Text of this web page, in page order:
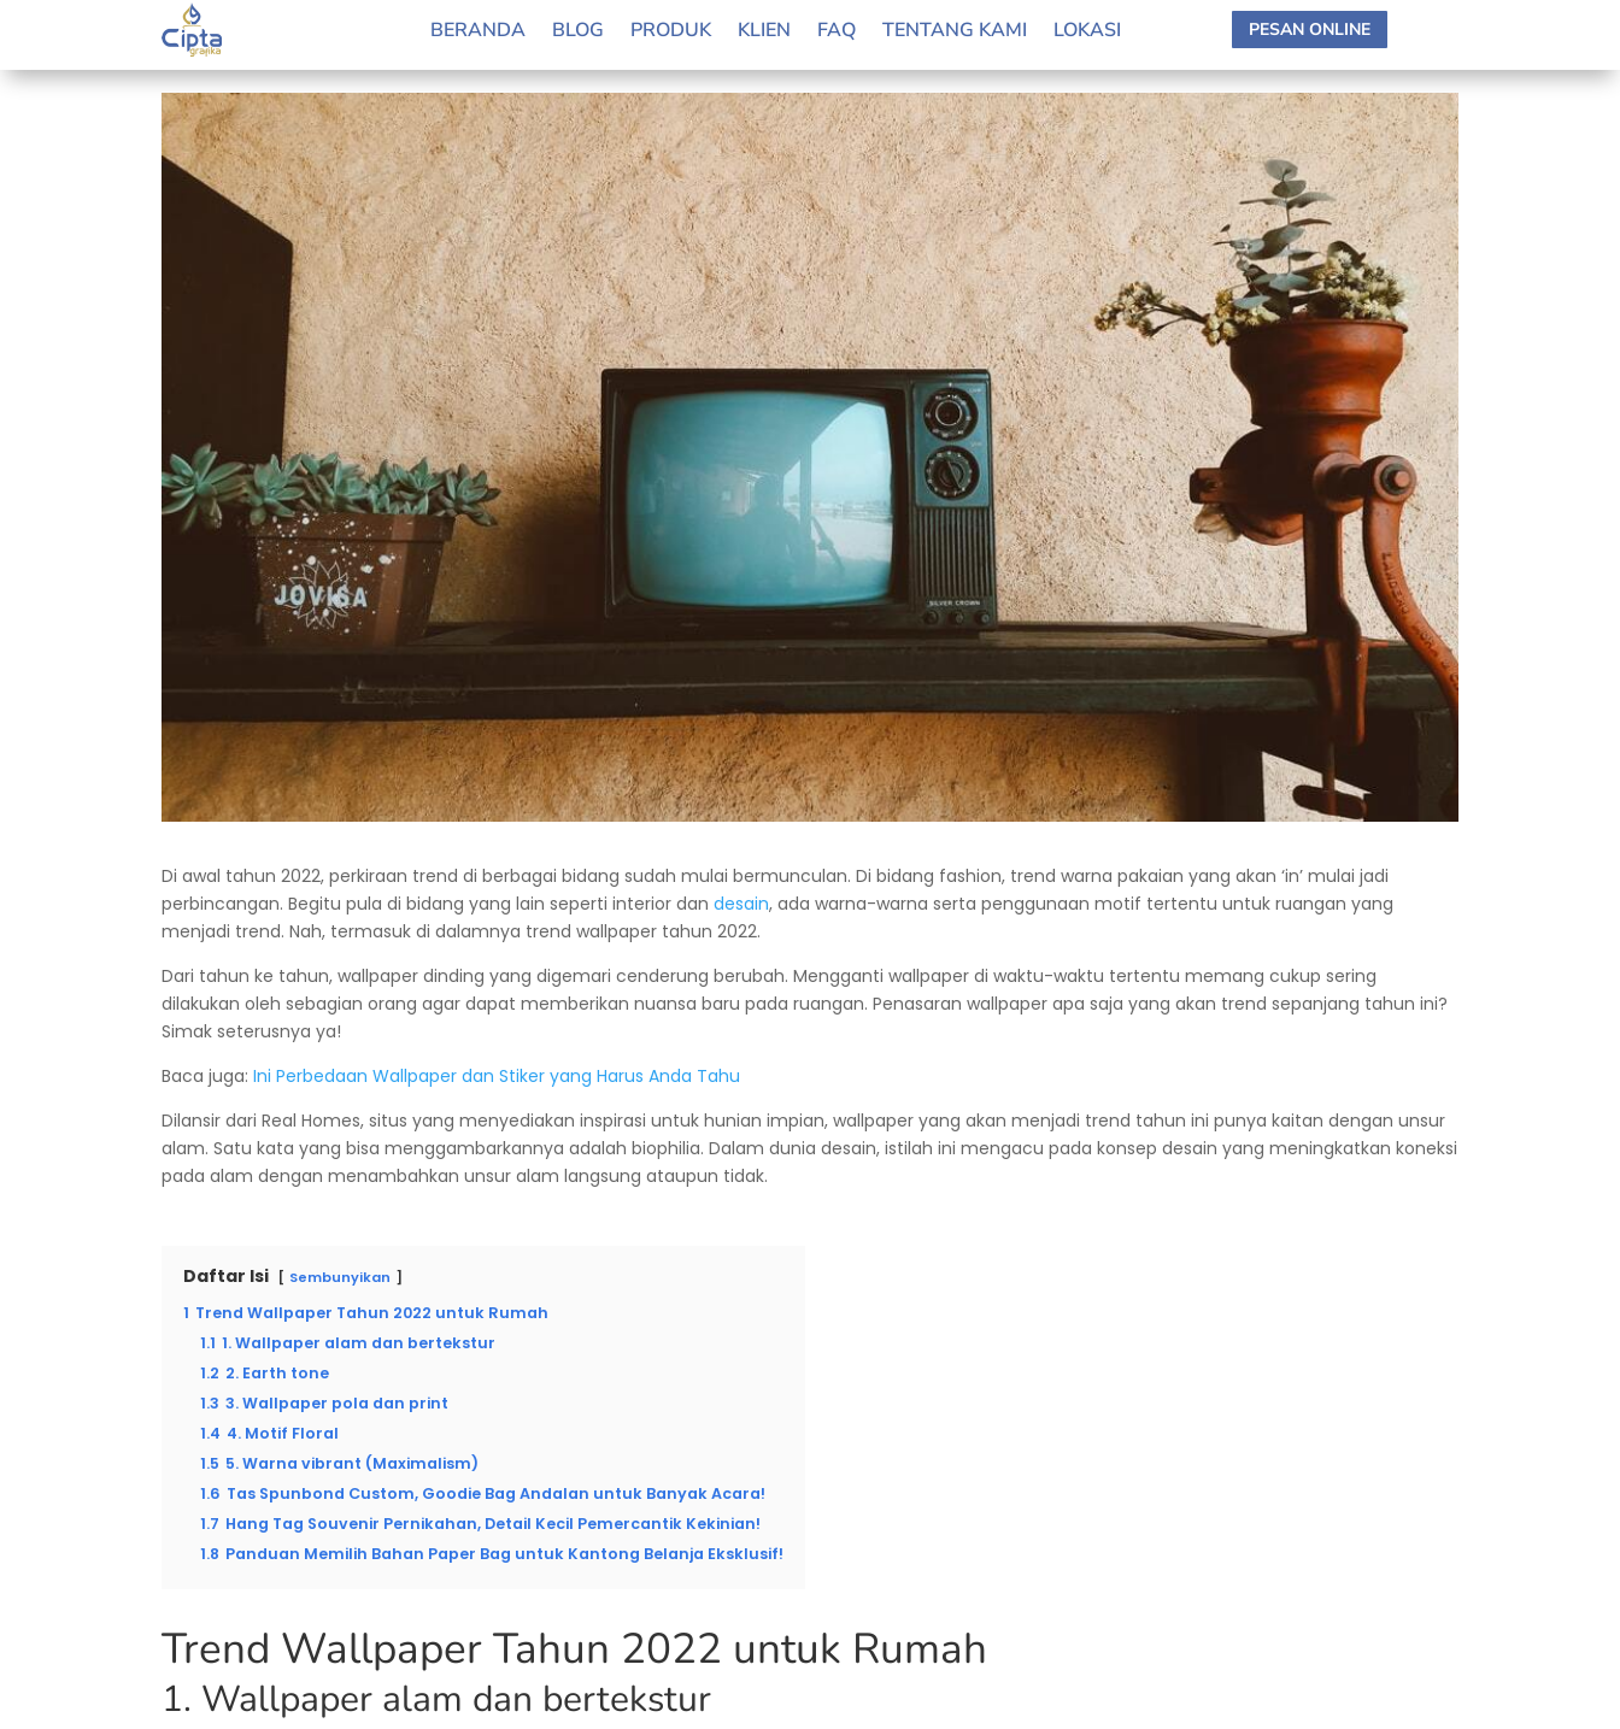
BERANDA BLOG PRODUK KLIEN FAQ TENTANG KAMI LOKASI PESAN ONLINE
Saatnya Makeover Ruangan dengan Trend Wallpaper Tahun 2022
byRetno Guslanda
Di awal tahun 2022, perkiraan trend di berbagai bidang sudah mulai bermunculan. Di bidang fashion, trend warna pakaian yang akan ‘in’ mulai jadi
perbincangan. Begitu pula di bidang yang lain seperti interior dandesain, ada warna-warna serta penggunaan motif tertentu untuk ruangan yang
menjadi trend. Nah, termasuk di dalamnya trend wallpaper tahun 2022.
Dari tahun ke tahun, wallpaper dinding yang digemari cenderung berubah. Mengganti wallpaper di waktu-waktu tertentu memang cukup sering
dilakukan oleh sebagian orang agar dapat memberikan nuansa baru pada ruangan. Penasaran wallpaper apa saja yang akan trend sepanjang tahun ini?
Simak seterusnya ya!
Baca juga:Ini Perbedaan Wallpaper dan Stiker yang Harus Anda Tahu
Dilansir dari Real Homes, situs yang menyediakan inspirasi untuk hunian impian, wallpaper yang akan menjadi trend tahun ini punya kaitan dengan unsur
alam. Satu kata yang bisa menggambarkannya adalah biophilia. Dalam dunia desain, istilah ini mengacu pada konsep desain yang meningkatkan koneksi
pada alam dengan menambahkan unsur alam langsung ataupun tidak.
Daftar Isi Sembunyikan
1 Trend Wallpaper Tahun 2022 untuk Rumah
1.1 1. Wallpaper alam dan bertekstur
1.2 2. Earth tone
1.3 3. Wallpaper pola dan print
1.4 4. Motif Floral
1.5 5. Warna vibrant (Maximalism)
1.6 Tas Spunbond Custom, Goodie Bag Andalan untuk Banyak Acara!
1.7 Hang Tag Souvenir Pernikahan, Detail Kecil Pemercantik Kekinian!
1.8 Panduan Memilih Bahan Paper Bag untuk Kantong Belanja Eksklusif!
Trend Wallpaper Tahun 2022 untuk Rumah
1. Wallpaper alam dan bertekstur